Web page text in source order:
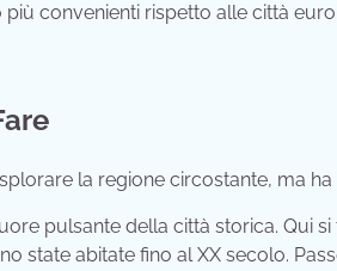
più convenienti rispetto alle città
la regione circostante, ma ha
pulsante della città storica. Qui
state abitate fino al XX secolo.